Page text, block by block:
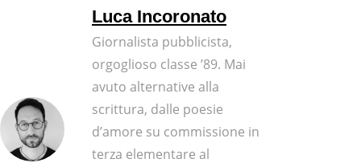
Luca Incoronato
Giornalista pubblicista,
orgoglioso classe ’89. Mai
avuto alternative alla
scrittura, dalle poesie
d’amore su commissione in
terza elementare al